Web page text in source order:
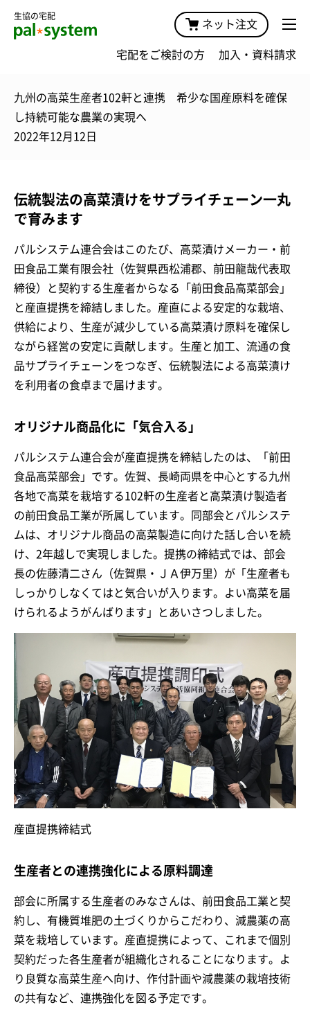
生協の宅配
ネット注文
宅配をご検討の方 加入・資料請求
九州の高菜生産者102軒と連携 希少な国産原料を確保
し持続可能な農業の実現へ
2022年12月12日
伝統製法の高菜漬けをサプライチェーン一丸
で育みます
パルシステム連合会はこのたび、高菜漬けメーカー・前
田食品工業有限会社（佐賀県西松浦郡、前田龍哉代表取
締役）と契約する生産者からなる「前田食品高菜部会」
と産直提携を締結しました。産直による安定的な栽培、
供給により、生産が減少している高菜漬け原料を確保し
ながら経営の安定に貢献します。生産と加工、流通の食
品サプライチェーンをつなぎ、伝統製法による高菜漬け
を利用者の食卓まで届けます。
オリジナル商品化に「気合入る」
パルシステム連合会が産直提携を締結したのは、「前田
食品高菜部会」です。佐賀、長崎両県を中心とする九州
各地で高菜を栽培する102軒の生産者と高菜漬け製造者
の前田食品工業が所属しています。同部会とパルシステ
ムは、オリジナル商品の高菜製造に向けた話し合いを続
け、2年越しで実現しました。提携の締結式では、部会
長の佐藤清二さん（佐賀県・ＪＡ伊万里）が「生産者も
しっかりしなくてはと気合いが入ります。よい高菜を届
けられるようがんばります」とあいさつしました。
産直提携締結式
生産者との連携強化による原料調達
部会に所属する生産者のみなさんは、前田食品工業と契
約し、有機質堆肥の土づくりからこだわり、減農薬の高
菜を栽培しています。産直提携によって、これまで個別
契約だった各生産者が組織化されることになります。よ
り良質な高菜生産へ向け、作付計画や減農薬の栽培技術
の共有など、連携強化を図る予定です。